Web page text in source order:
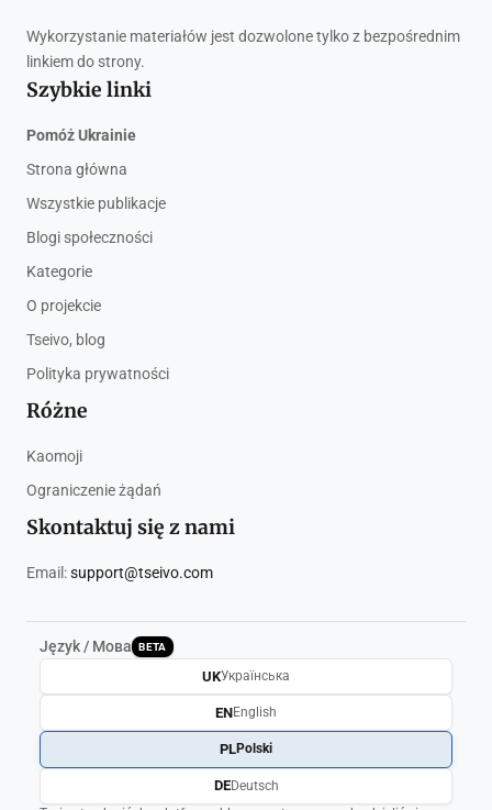
Wykorzystanie materiałów jest dozwolone tylko z bezpośrednim
linkiem do strony.
Szybkie linki
Pomóż Ukrainie
Strona główna
Wszystkie publikacje
Blogi społeczności
Kategorie
O projekcie
Tseivo, blog
Polityka prywatności
Różne
Kaomoji
Ograniczenie żądań
Skontaktuj się z nami
Email:support@tseivo.com
Język / Мова BETA
UKУкраїнська
ENEnglish
PLPolski
DEDeutsch